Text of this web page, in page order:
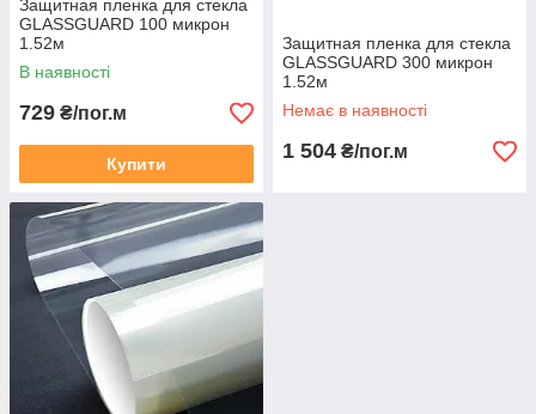
Защитная пленка для стекла
GLASSGUARD 100 микрон
1.52м
В наявності
729 ₴/пог.м
Купити
Защитная пленка для стекла
GLASSGUARD 300 микрон
1.52м
Немає в наявності
1 504 ₴/пог.м